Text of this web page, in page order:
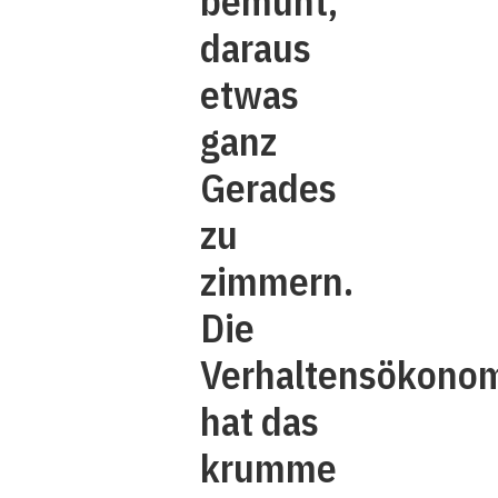
daraus
etwas
ganz
Gerades
zu
zimmern.
Die
hat das
krumme